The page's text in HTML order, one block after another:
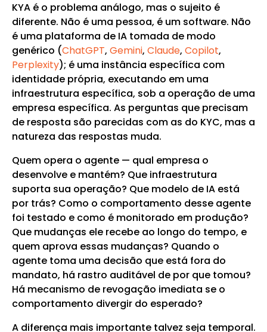
KYA é o problema análogo, mas o sujeito é
diferente. Não é uma pessoa, é um software. Não
é uma plataforma de IA tomada de modo
genérico (ChatGPT, Gemini, Claude, Copilot,
Perplexity); é uma instância específica com
identidade própria, executando em uma
infraestrutura específica, sob a operação de uma
empresa específica. As perguntas que precisam
de resposta são parecidas com as do KYC, mas a
natureza das respostas muda.
Quem opera o agente — qual empresa o
desenvolve e mantém? Que infraestrutura
suporta sua operação? Que modelo de IA está
por trás? Como o comportamento desse agente
foi testado e como é monitorado em produção?
Que mudanças ele recebe ao longo do tempo, e
quem aprova essas mudanças? Quando o
agente toma uma decisão que está fora do
mandato, há rastro auditável de por que tomou?
Há mecanismo de revogação imediata se o
comportamento divergir do esperado?
A diferença mais importante talvez seja temporal.